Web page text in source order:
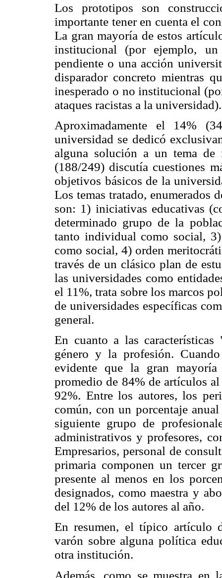
Los prototipos son
importante tener en cuenta el
La gran mayoría de estos
institucional (por ejemplo,
pendiente o una acción
disparador concreto mientras
inesperado o no institucional
ataques racistas a la universidad).
Aproximadamente el 14%
universidad se dedicó
alguna solución a un tema de
(188/249) discutía cuestiones
objetivos básicos de la
Los temas tratado, enumerados
son: 1) iniciativas educativas
determinado grupo de la
tanto individual como social,
como social, 4) orden
través de un clásico plan de
las universidades como
el 11%, trata sobre los marcos
de universidades específicas
general.
En cuanto a las
género y la profesión.
evidente que la gran
promedio de 84% de artículos
92%. Entre los autores, los
común, con un porcentaje
siguiente grupo de
administrativos y profesores,
Empresarios, personal de
primaria componen un tercer
presente al menos en los
designados, como maestra y
del 12% de los autores al año.
En resumen, el típico artículo
varón sobre alguna política
otra institución.
Además, como se muestra en